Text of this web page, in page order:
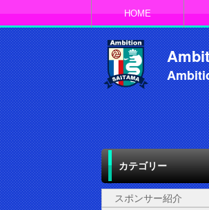
HOME
カテゴリー
スポンサー紹介